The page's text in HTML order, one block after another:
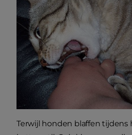
Terwijl honden blaffen tijdens